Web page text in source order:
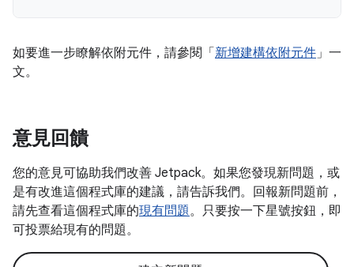
如要進一步瞭解依附元件，請參閱「 新增建構依附元件」一
文。
意見回饋
您的意見可協助我們改善 Jetpack。如果您發現新問題，或
是有改進這個程式庫的建議，請告訴我們。回報新問題前，
請先查看這個程式庫的現有問題。只要按一下星號按鈕，即
可投票給現有的問題。